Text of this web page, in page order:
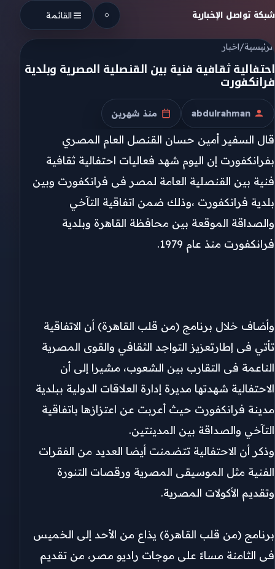
Skip to content
شبكة تواصل الإخبارية القائمة
الرئيسية/اخبار
احتفالية ثقافية فنية بين القنصلية المصرية وبلدية
فرانكفورت
الكاتب
abdulrahman
تاريخ النشر
منذ شهرين
قال السفير أمين حسان القنصل العام المصري
بفرانكفورت إن اليوم شهد فعاليات احتفالية ثقافية
فنية بين القنصلية العامة لمصر فى فرانكفورت وبين
بلدية فرانكفورت ،وذلك ضمن اتفاقية التآخي
والصداقة الموقعة بين محافظة القاهرة وبلدية
فرانكفورت منذ عام 1979.
وأضاف خلال برنامج (من قلب القاهرة) أن الاتفاقية
تأتي فى إطارتعزيز التواجد الثقافي والقوى المصرية
الناعمة فى التقارب بين الشعوب، مشيرا إلى أن
الاحتفالية شهدتها مديرة إدارة العلاقات الدولية ببلدية
مدينة فرانكفورت حيث أعربت عن اعتزازها باتفاقية
التآخي والصداقة بين المدينتين.
وذكر أن الاحتفالية تتضمنت أيضا العديد من الفقرات
الفنية مثل الموسيقى المصرية ورقصات التنورة
وتقديم الأكولات المصرية.
برنامج (من قلب القاهرة) يذاع من الأحد إلى الخميس
فى الثامنة مساءً على موجات راديو مصر، من تقديم